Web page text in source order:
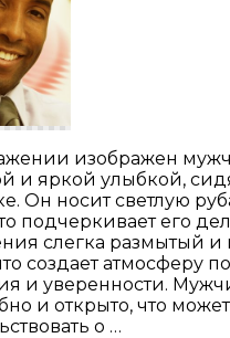
изображен
и яркой улыбкой,
Он носит светлую
подчеркивает его
слегка размытый и
создает атмосферу
и уверенности.
и открыто, что может
о …